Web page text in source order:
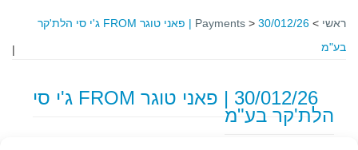
ראשי >
Payments >
30/012/26 | פאני טוגר FROM ג'י סי הלת'קר
בע"מ
|
30/012/26 | פאני טוגר FROM ג'י סי
הלת'קר בע"מ